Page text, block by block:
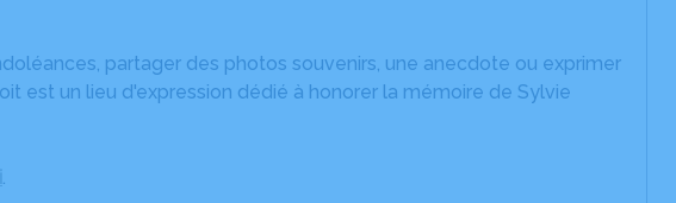
partager des photos souvenirs, une anecdote ou exprimer
est un lieu d'expression dédié à honorer la mémoire de Sylvie
.